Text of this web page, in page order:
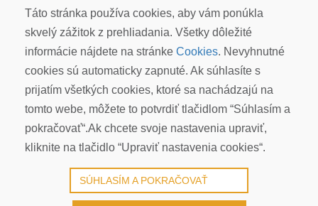
Nedeľa
ZATVORENÉ
KOI CARP SLOVAKIA s.r.o.
Kudlákova 7, ​841 01 Bratislava
info@koicarp.sk
OBCHODNÉ PODMIENKY
REKLAMÁCIE
PRIVACY POLICY | GDPR
Táto stránka používa cookies, aby vám ponúkla
skvelý zážitok z prehliadania. Všetky dôležité
informácie nájdete na stránke Cookies. Nevyhnutné
cookies sú automaticky zapnuté. Ak súhlasíte s
prijatím všetkých cookies, ktoré sa nachádzajú na
tomto webe, môžete to potvrdiť tlačidlom “Súhlasím a
pokračovať“.Ak chcete svoje nastavenia upraviť,
kliknite na tlačidlo “Upraviť nastavenia cookies“.
SÚHLASÍM A POKRAČOVAŤ